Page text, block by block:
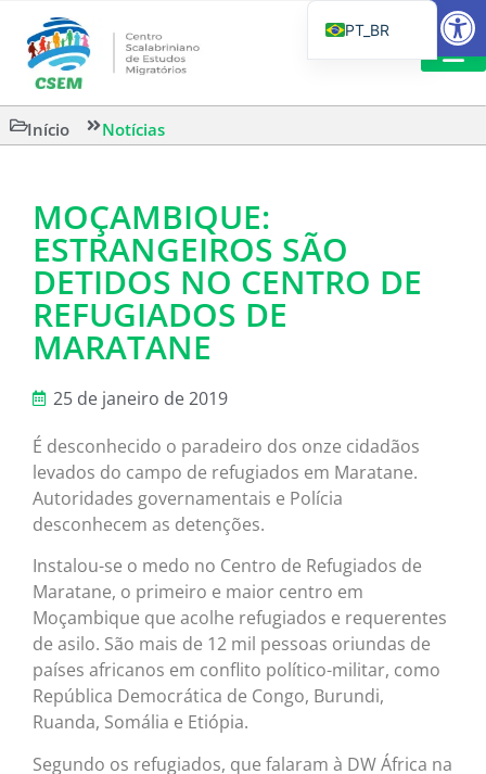
Início Notícias
MOÇAMBIQUE:
ESTRANGEIROS SÃO
DETIDOS NO CENTRO DE
REFUGIADOS DE
MARATANE
25 de janeiro de 2019
É desconhecido o paradeiro dos onze cidadãos
levados do campo de refugiados em Maratane.
Autoridades governamentais e Polícia
desconhecem as detenções.
Instalou-se o medo no Centro de Refugiados de
Maratane, o primeiro e maior centro em
Moçambique que acolhe refugiados e requerentes
de asilo. São mais de 12 mil pessoas oriundas de
países africanos em conflito político-militar, como
República Democrática de Congo, Burundi,
Ruanda, Somália e Etiópia.
Segundo os refugiados, que falaram à DW África na
PT_BR
IT